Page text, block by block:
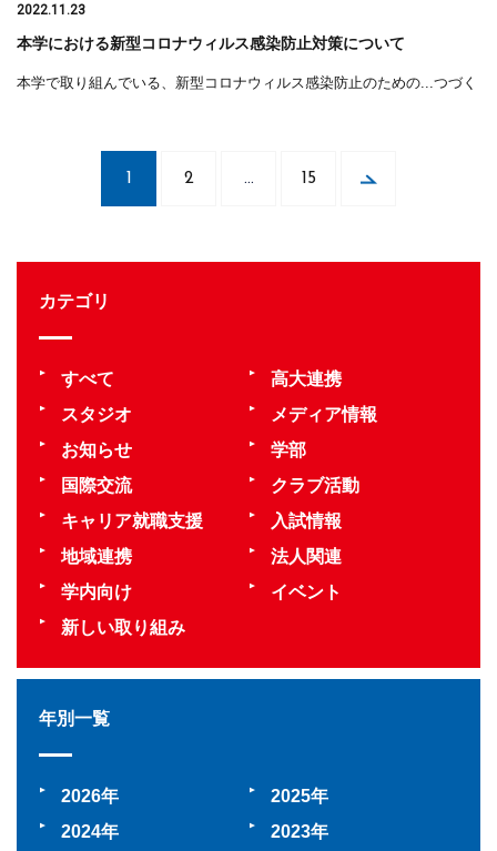
2022.11.23
本学における新型コロナウィルス感染防止対策について
本学で取り組んでいる、新型コロナウィルス感染防止のための...つづく
1 2 … 15
カテゴリ
すべて
高大連携
スタジオ
メディア情報
お知らせ
学部
国際交流
クラブ活動
キャリア就職支援
入試情報
地域連携
法人関連
学内向け
イベント
新しい取り組み
年別一覧
2026
2025
2024
2023